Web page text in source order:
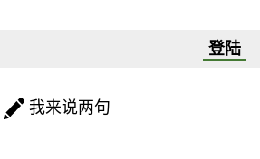
登陆
我来说两句